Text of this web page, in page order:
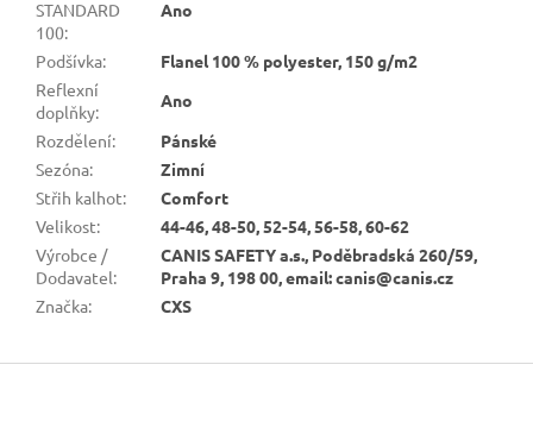
STANDARD
100:
Ano
Podšívka:
Flanel 100 % polyester, 150 g/m2
Reflexní
doplňky:
Ano
Rozdělení:
Pánské
Sezóna:
Zimní
Střih kalhot:
Comfort
Velikost:
44-46, 48-50, 52-54, 56-58, 60-62
Výrobce /
Dodavatel:
CANIS SAFETY a.s., Poděbradská 260/59,
Praha 9, 198 00, email: canis@canis.cz
Značka: CXS
Z